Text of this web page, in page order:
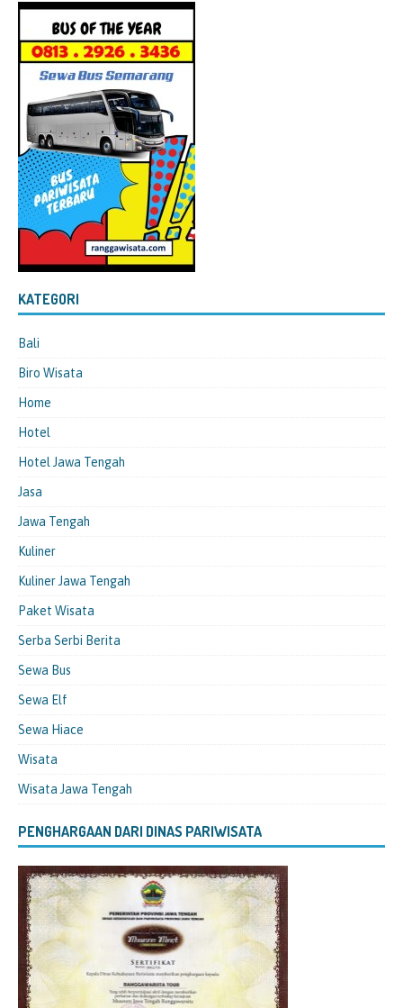
KATEGORI
Bali
Biro Wisata
Home
Hotel
Hotel Jawa Tengah
Jasa
Jawa Tengah
Kuliner
Kuliner Jawa Tengah
Paket Wisata
Serba Serbi Berita
Sewa Bus
Sewa Elf
Sewa Hiace
Wisata
Wisata Jawa Tengah
PENGHARGAAN DARI DINAS PARIWISATA